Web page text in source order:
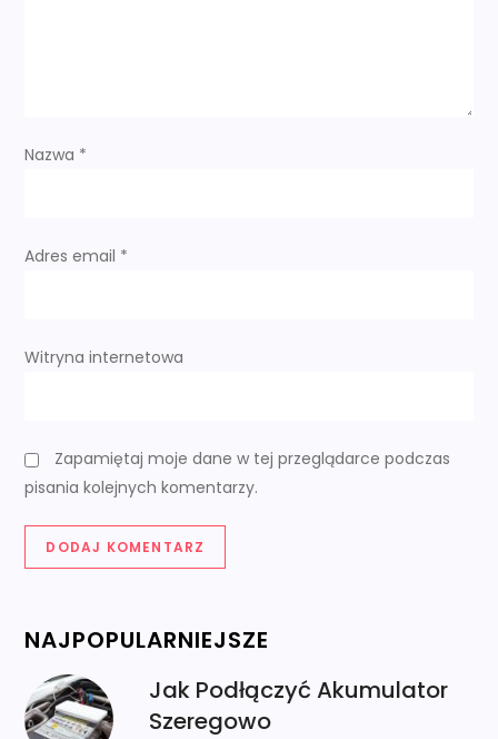
s
Nazwa *
Adres email *
Witryna internetowa
Zapamiętaj moje dane w tej przeglądarce podczas
pisania kolejnych komentarzy.
NAJPOPULARNIEJSZE
Jak Podłączyć Akumulator
Szeregowo